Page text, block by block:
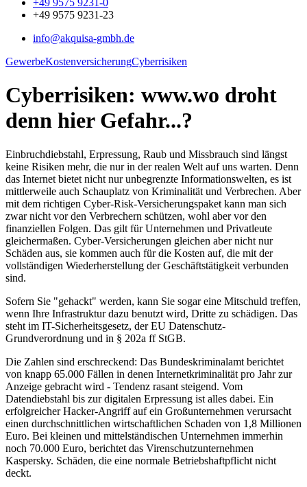
+49 9575 9231-0
+49 9575 9231-23
info@akquisa-gmbh.de
GewerbeKostenversicherungCyberrisiken
Cyberrisiken: www.wo droht
denn hier Gefahr...?
Einbruchdiebstahl, Erpressung, Raub und Missbrauch sind längst
keine Risiken mehr, die nur in der realen Welt auf uns warten. Denn
das Internet bietet nicht nur unbegrenzte Informationswelten, es ist
mittlerweile auch Schauplatz von Kriminalität und Verbrechen. Aber
mit dem richtigen Cyber-Risk-Versicherungspaket kann man sich
zwar nicht vor den Verbrechern schützen, wohl aber vor den
finanziellen Folgen. Das gilt für Unternehmen und Privatleute
gleichermaßen. Cyber-Versicherungen gleichen aber nicht nur
Schäden aus, sie kommen auch für die Kosten auf, die mit der
vollständigen Wiederherstellung der Geschäftstätigkeit verbunden
sind.
Sofern Sie "gehackt" werden, kann Sie sogar eine Mitschuld treffen,
wenn Ihre Infrastruktur dazu benutzt wird, Dritte zu schädigen. Das
steht im IT-Sicherheitsgesetz, der EU Datenschutz-
Grundverordnung und in § 202a ff StGB.
Die Zahlen sind erschreckend: Das Bundeskriminalamt berichtet
von knapp 65.000 Fällen in denen Internetkriminalität pro Jahr zur
Anzeige gebracht wird - Tendenz rasant steigend. Vom
Datendiebstahl bis zur digitalen Erpressung ist alles dabei. Ein
erfolgreicher Hacker-Angriff auf ein Großunternehmen verursacht
einen durchschnittlichen wirtschaftlichen Schaden von 1,8 Millionen
Euro. Bei kleinen und mittelständischen Unternehmen immerhin
noch 70.000 Euro, berichtet das Virenschutzunternehmen
Kaspersky. Schäden, die eine normale Betriebshaftpflicht nicht
deckt.